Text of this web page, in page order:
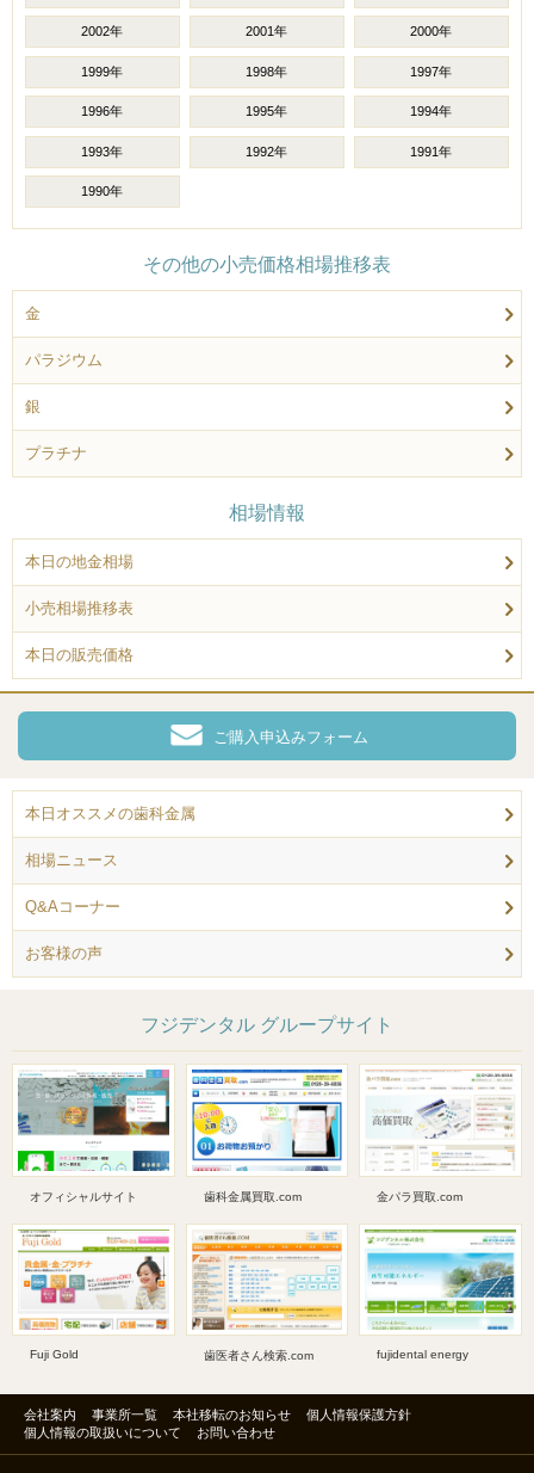
2002年 2001年 2000年
1999年 1998年 1997年
1996年 1995年 1994年
1993年 1992年 1991年
1990年
その他の小売価格相場推移表
金
パラジウム
銀
プラチナ
相場情報
本日の地金相場
小売相場推移表
本日の販売価格
ご購入申込みフォーム
本日オススメの歯科金属
相場ニュース
Q&Aコーナー
お客様の声
フジデンタル グループサイト
オフィシャルサイト 歯科金属買取.com 金パラ買取.com
Fuji Gold 歯医者さん検索.com fujidental energy
会社案内 事業所一覧 本社移転のお知らせ
個人情報保護方針
個人情報の取扱いについて
お問い合わせ